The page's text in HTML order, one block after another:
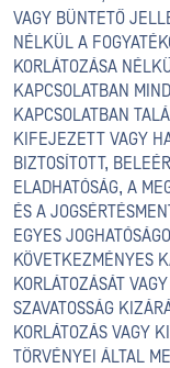
VAGY BÜNTETŐ
NÉLKÜL A
KORLÁTOZÁSA
KAPCSOLATBAN
KAPCSOLATBAN
KIFEJEZETT VAGY
BIZTOSÍTOTT,
ELADHATÓSÁG, A
ÉS A
EGYES
KÖVETKEZMÉNYES
KORLÁTOZÁSÁT
SZAVATOSSÁG
KORLÁTOZÁS VAGY
TÖRVÉNYEI ÁLTAL